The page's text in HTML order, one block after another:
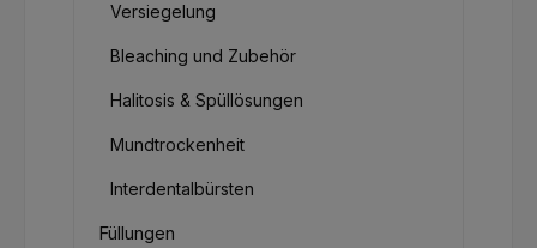
Versiegelung
Bleaching und Zubehör
Halitosis & Spüllösungen
Mundtrockenheit
Interdentalbürsten
Füllungen